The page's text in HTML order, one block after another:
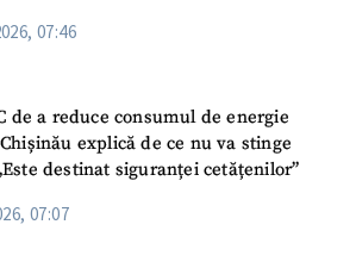
07:46
de a reduce consumul de energie
explică de ce nu va stinge
destinat siguranței cetățenilor”
07:07